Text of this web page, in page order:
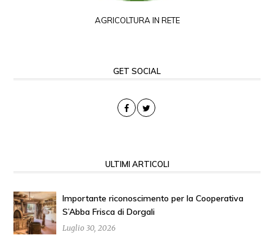
AGRICOLTURA IN RETE
GET SOCIAL
ULTIMI ARTICOLI
Importante riconoscimento per la Cooperativa
S’Abba Frisca di Dorgali
Luglio 30, 2026